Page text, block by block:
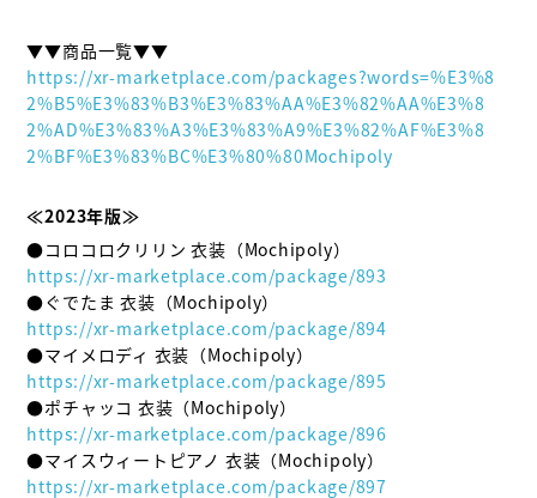
https://xr-marketplace.com/packages?words=%E3%8
2%B5%E3%83%B3%E3%83%AA%E3%82%AA%E3%8
2%AD%E3%83%A3%E3%83%A9%E3%82%AF%E3%8
2%BF%E3%83%BC%E3%80%80Mochipoly
≪2023年版≫
https://xr-marketplace.com/package/893
https://xr-marketplace.com/package/894
https://xr-marketplace.com/package/895
https://xr-marketplace.com/package/896
https://xr-marketplace.com/package/897